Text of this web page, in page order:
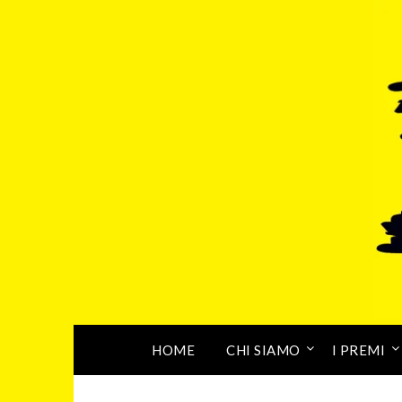
HOME CHI SIAMO I PREMI